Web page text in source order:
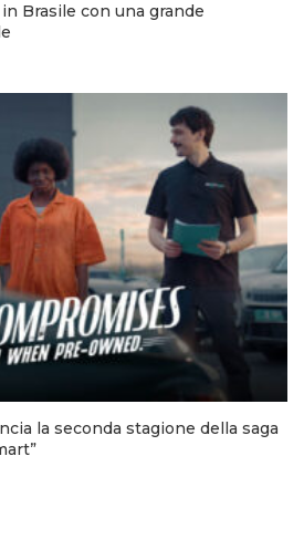
Brasile con una grande
la seconda stagione della saga